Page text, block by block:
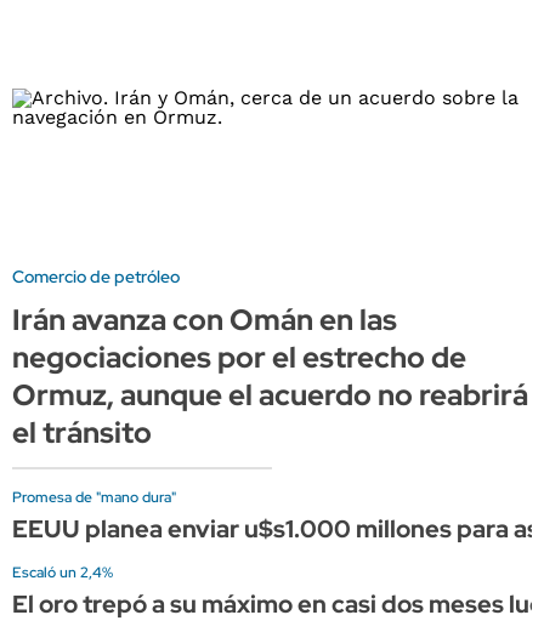
Comercio de petróleo
Irán avanza con Omán en las
negociaciones por el estrecho de
Ormuz, aunque el acuerdo no reabrirá
el tránsito
Promesa de "mano dura"
EEUU planea enviar u$s1.000 millones para
Escaló un 2,4%
El oro trepó a su máximo en casi dos meses